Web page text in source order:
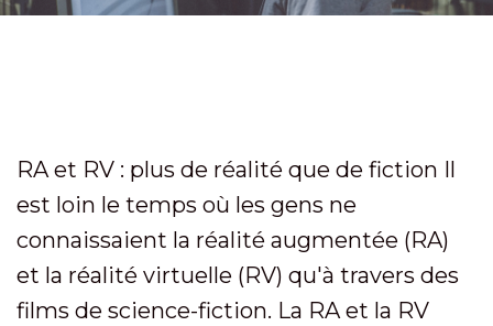
RA et RV : plus de réalité que de fiction Il
est loin le temps où les gens ne
connaissaient la réalité augmentée (RA)
et la réalité virtuelle (RV) qu'à travers des
films de science-fiction. La RA et la RV